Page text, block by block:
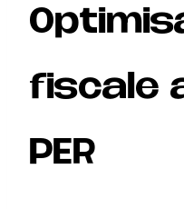
fiscale
PER